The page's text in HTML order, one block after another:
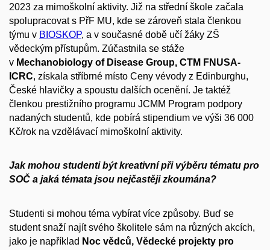
2023 za mimoškolní aktivity. Již na střední škole začala
spolupracovat s PřF MU, kde se zároveň stala členkou
týmu v BIOSKOP, a v současné době učí žáky ZŠ
vědeckým přístupům. Zúčastnila se stáže
v Mechanobiology of Disease Group, CTM FNUSA-
ICRC, získala stříbrné místo Ceny vévody z Edinburghu,
České hlavičky a spoustu dalších ocenění. Je taktéž
členkou prestižního programu JCMM Program podpory
nadaných studentů, kde pobírá stipendium ve výši 36 000
Kč/rok na vzdělávací mimoškolní aktivity.
Jak mohou studenti být kreativní při výběru tématu pro
SOČ a jaká témata jsou nejčastěji zkoumána?
Studenti si mohou téma vybírat více způsoby. Buď se
student snaží najít svého školitele sám na různých akcích,
jako je například Noc vědců, Vědecké projekty pro